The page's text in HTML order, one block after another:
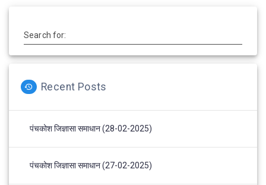
Search for:
Recent Posts
पंचकोश जिज्ञासा समाधान (28-02-2025)
पंचकोश जिज्ञासा समाधान (27-02-2025)